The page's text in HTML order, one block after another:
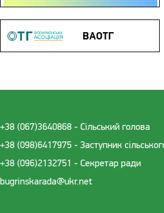
ВАОТГ
+38 (067)3640868 - Cільський голова
+38 (098)6417975 - Заступник
+38 (096)2132751 - Секретар ради
bugrinskarada@ukr.net